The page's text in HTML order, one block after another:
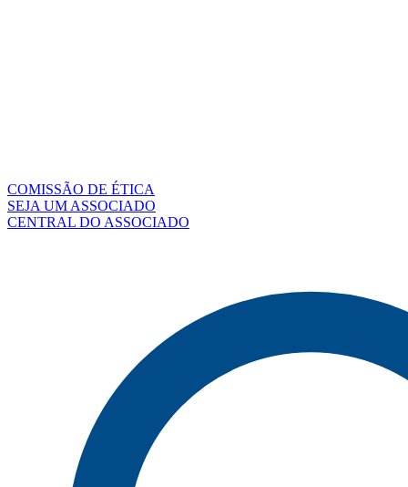
COMISSÃO DE ÉTICA
SEJA UM ASSOCIADO
CENTRAL DO ASSOCIADO